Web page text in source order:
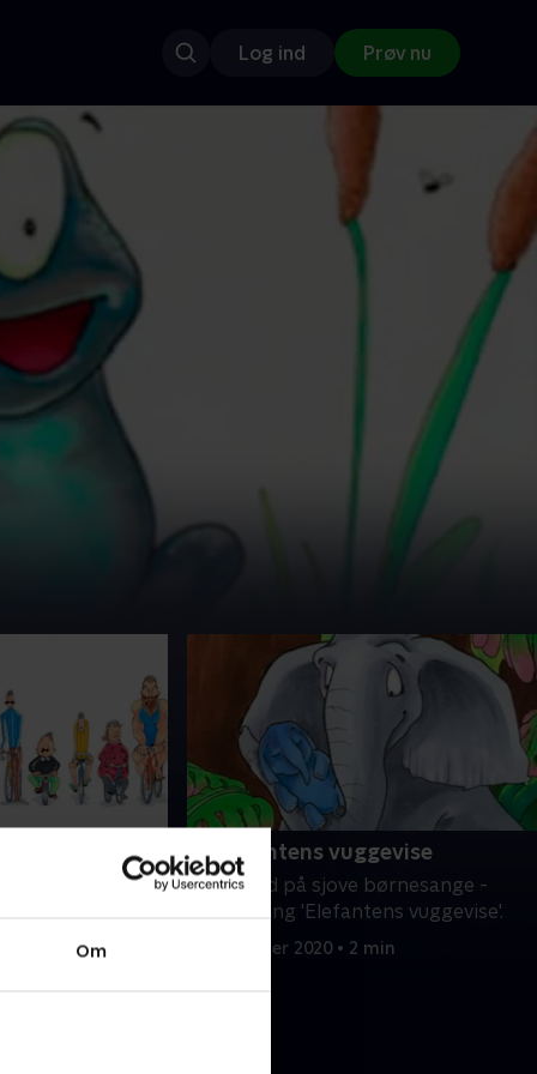
Om
Log ind Prøv nu
9. Elefantens vuggevise
Syng med på sjove børnesange -
denne gang 'Elefantens vuggevise'.
1. december 2020 • 2 min